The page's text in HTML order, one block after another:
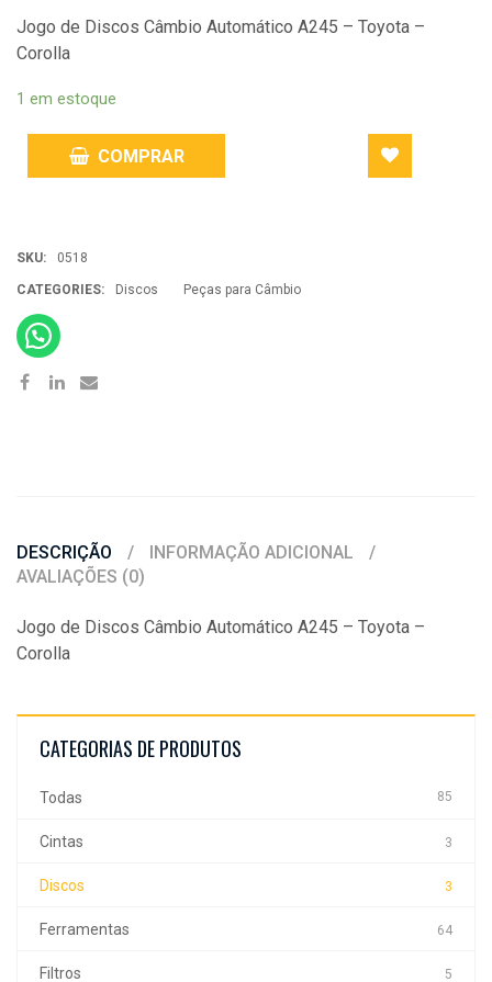
Jogo de Discos Câmbio Automático A245 – Toyota –
Corolla
1 em estoque
COMPRAR
SKU: 0518
CATEGORIES: Discos Peças para Câmbio
DESCRIÇÃO
INFORMAÇÃO ADICIONAL
AVALIAÇÕES (0)
Jogo de Discos Câmbio Automático A245 – Toyota –
Corolla
CATEGORIAS DE PRODUTOS
Todas 85
Cintas 3
Discos 3
Ferramentas 64
Filtros 5